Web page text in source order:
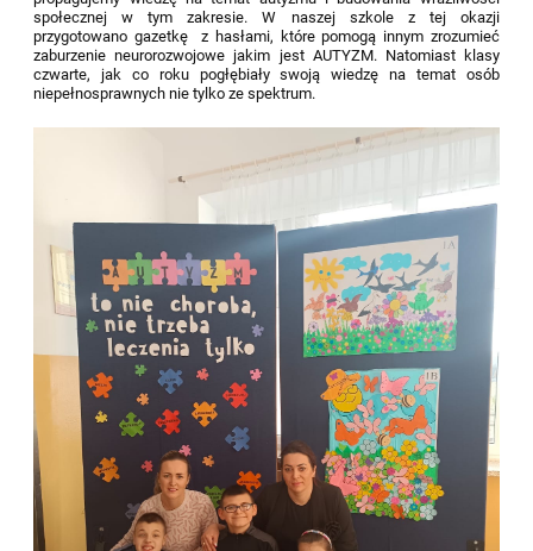
społecznej w tym zakresie. W naszej szkole z tej okazji
przygotowano gazetkę z hasłami, które pomogą innym zrozumieć
zaburzenie neurorozwojowe jakim jest AUTYZM. Natomiast klasy
czwarte, jak co roku pogłębiały swoją wiedzę na temat osób
niepełnosprawnych nie tylko ze spektrum.